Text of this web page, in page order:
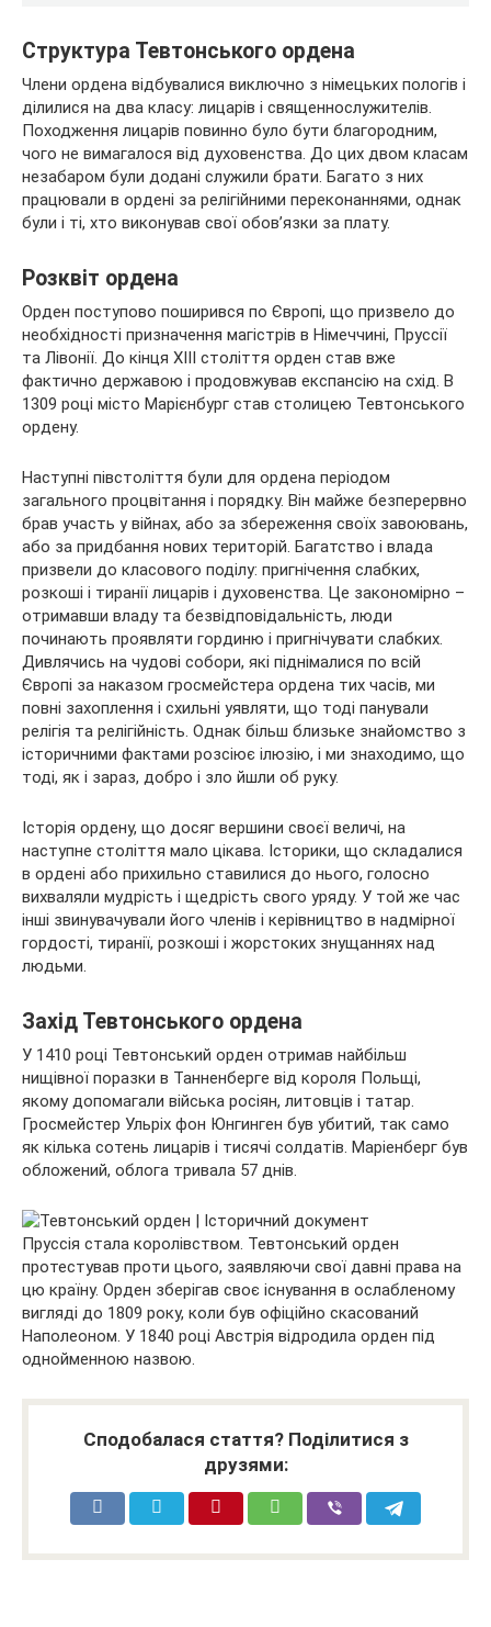
Структура Тевтонського ордена
Члени ордена відбувалися виключно з німецьких пологів і
ділилися на два класу: лицарів і священнослужителів.
Походження лицарів повинно було бути благородним,
чого не вимагалося від духовенства. До цих двом класам
незабаром були додані служили брати. Багато з них
працювали в ордені за релігійними переконаннями, однак
були і ті, хто виконував свої обов’язки за плату.
Розквіт ордена
Орден поступово поширився по Європі, що призвело до
необхідності призначення магістрів в Німеччині, Пруссії
та Лівонії. До кінця XIII століття орден став вже
фактично державою і продовжував експансію на схід. В
1309 році місто Марієнбург став столицею Тевтонського
ордену.
Наступні півстоліття були для ордена періодом
загального процвітання і порядку. Він майже безперервно
брав участь у війнах, або за збереження своїх завоювань,
або за придбання нових територій. Багатство і влада
призвели до класового поділу: пригнічення слабких,
розкоші і тиранії лицарів і духовенства. Це закономірно –
отримавши владу та безвідповідальність, люди
починають проявляти гординю і пригнічувати слабких.
Дивлячись на чудові собори, які піднімалися по всій
Європі за наказом гросмейстера ордена тих часів, ми
повні захоплення і схильні уявляти, що тоді панували
релігія та релігійність. Однак більш близьке знайомство з
історичними фактами розсіює ілюзію, і ми знаходимо, що
тоді, як і зараз, добро і зло йшли об руку.
Історія ордену, що досяг вершини своєї величі, на
наступне століття мало цікава. Історики, що складалися
в ордені або прихильно ставилися до нього, голосно
вихваляли мудрість і щедрість свого уряду. У той же час
інші звинувачували його членів і керівництво в надмірної
гордості, тиранії, розкоші і жорстоких знущаннях над
людьми.
Захід Тевтонського ордена
У 1410 році Тевтонський орден отримав найбільш
нищівної поразки в Танненберге від короля Польщі,
якому допомагали війська росіян, литовців і татар.
Гросмейстер Ульріх фон Юнгинген був убитий, так само
як кілька сотень лицарів і тисячі солдатів. Маріенберг був
обложений, облога тривала 57 днів.
Пруссія стала королівством. Тевтонський орден
протестував проти цього, заявляючи свої давні права на
цю країну. Орден зберігав своє існування в ослабленому
вигляді до 1809 року, коли був офіційно скасований
Наполеоном. У 1840 році Австрія відродила орден під
однойменною назвою.
Сподобалася стаття? Поділитися з
друзями: